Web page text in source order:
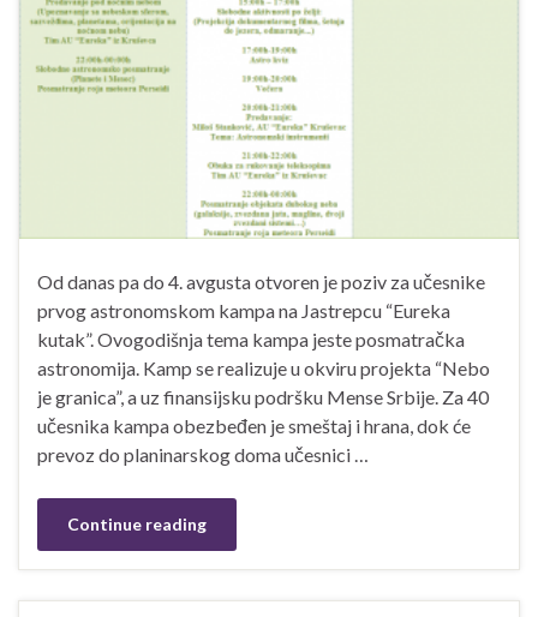
Od danas pa do 4. avgusta otvoren je poziv za učesnike
prvog astronomskom kampa na Jastrepcu “Eureka
kutak”. Ovogodišnja tema kampa jeste posmatračka
astronomija. Kamp se realizuje u okviru projekta “Nebo
je granica”, a uz finansijsku podršku Mense Srbije. Za 40
učesnika kampa obezbeđen je smeštaj i hrana, dok će
prevoz do planinarskog doma učesnici …
Continue reading